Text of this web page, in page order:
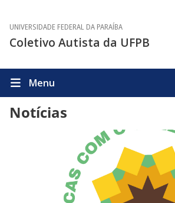
UNIVERSIDADE FEDERAL DA PARAÍBA
Coletivo Autista da UFPB
Menu
Notícias